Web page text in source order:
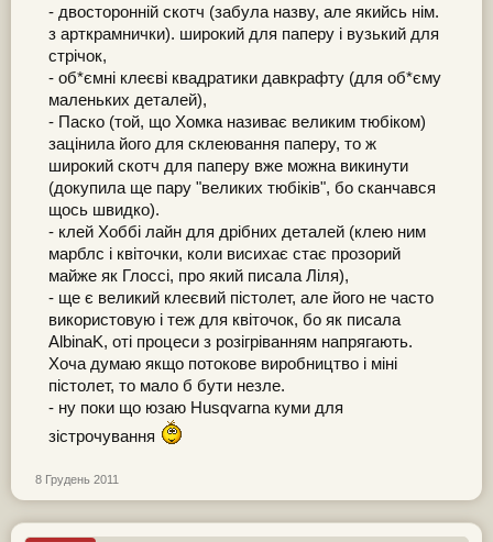
- двосторонній скотч (забула назву, але якийсь нім.
з арткрамнички). широкий для паперу і вузький для
стрічок,
- об*ємні клеєві квадратики давкрафту (для об*єму
маленьких деталей),
- Паско (той, що Хомка називає великим тюбіком)
зацінила його для склеювання паперу, то ж
широкий скотч для паперу вже можна викинути
(докупила ще пару "великих тюбіків", бо сканчався
щось швидко).
- клей Хоббі лайн для дрібних деталей (клею ним
марблс і квіточки, коли висихає стає прозорий
майже як Глоссі, про який писала Ліля),
- ще є великий клеєвий пістолет, але його не часто
використовую і теж для квіточок, бо як писала
AlbinaK, оті процеси з розігріванням напрягають.
Хоча думаю якщо потокове виробництво і міні
пістолет, то мало б бути незле.
- ну поки що юзаю Husqvarna куми для
зістрочування
8 Грудень 2011